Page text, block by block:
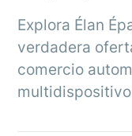
Explora Élan
verdadera
comercio